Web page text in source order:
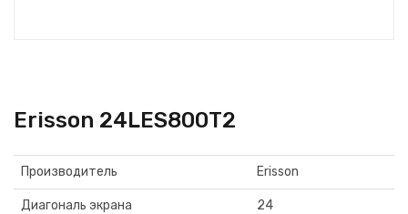
Erisson 24LES800T2
Производитель Erisson
Диагональ экрана 24